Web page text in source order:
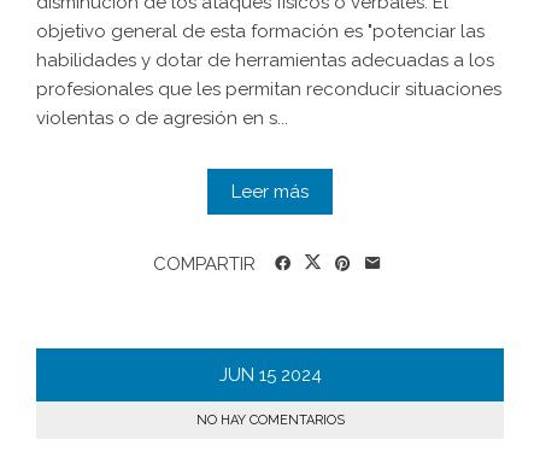
objetivo general de esta formación es "potenciar las
habilidades y dotar de herramientas adecuadas a los
profesionales que les permitan reconducir situaciones
violentas o de agresión en s...
Leer más
COMPARTIR
JUN 15 2024
NO HAY COMENTARIOS